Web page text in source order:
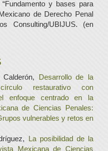
y bases para
de Derecho Penal
Consulting/UBIJUS. (en
Desarrollo de la
restaurativo con
enfoque centrado en la
de Ciencias Penales:
vulnerables y retos en
La posibilidad de la
Mexicana de Ciencias